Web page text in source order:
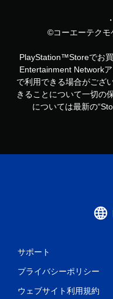
©コーエーテクモ
PlayStation™Storeでお
Entertainment Network
で利用できる場合がござ
きることについて一切の
については最新の
サポート
プライバシーポリシー
ウェブサイト利用規約